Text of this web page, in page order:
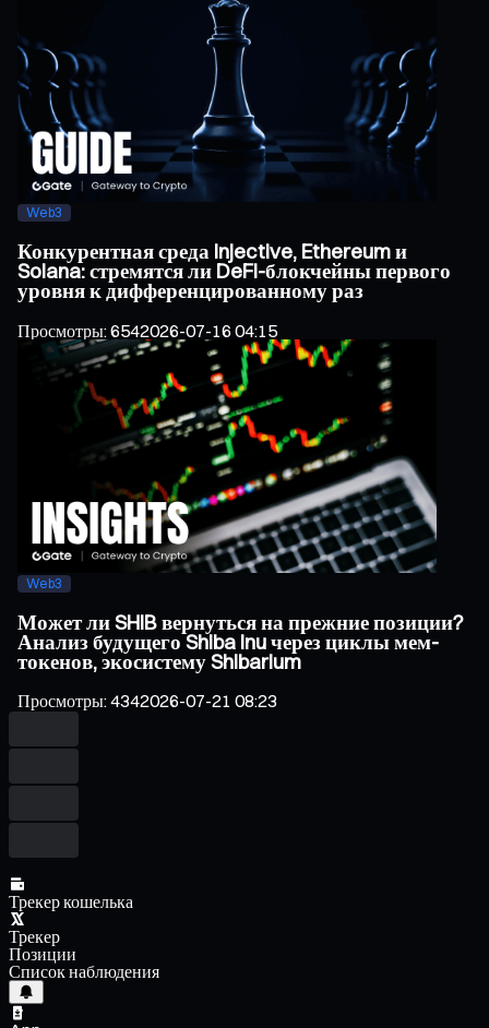
Web3
Конкурентная среда Injective, Ethereum и
Solana: стремятся ли DeFi-блокчейны первого
уровня к дифференцированному раз
Просмотры:6542026-07-16 04:15
Web3
Может ли SHIB вернуться на прежние позиции?
Анализ будущего Shiba Inu через циклы мем-
токенов, экосистему Shibarium
Просмотры:4342026-07-21 08:23
Трекер кошелька
Трекер
Позиции
Список наблюдения